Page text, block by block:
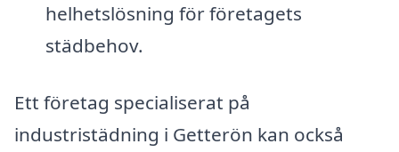
helhetslösning för företagets
städbehov.
Ett företag specialiserat på
industristädning i Getterön kan också